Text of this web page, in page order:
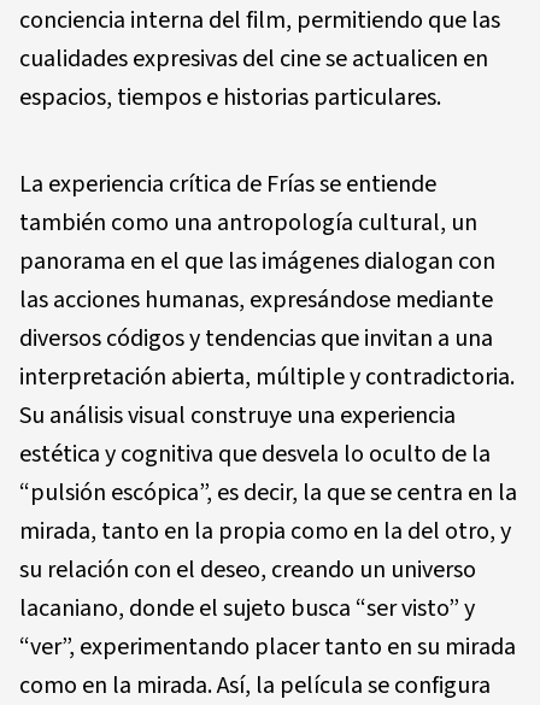
conciencia interna del film, permitiendo que las
cualidades expresivas del cine se actualicen en
espacios, tiempos e historias particulares.
La experiencia crítica de Frías se entiende
también como una antropología cultural, un
panorama en el que las imágenes dialogan con
las acciones humanas, expresándose mediante
diversos códigos y tendencias que invitan a una
interpretación abierta, múltiple y contradictoria.
Su análisis visual construye una experiencia
estética y cognitiva que desvela lo oculto de la
“pulsión escópica”, es decir, la que se centra en la
mirada, tanto en la propia como en la del otro, y
su relación con el deseo, creando un universo
lacaniano, donde el sujeto busca “ser visto” y
“ver”, experimentando placer tanto en su mirada
como en la mirada. Así, la película se configura